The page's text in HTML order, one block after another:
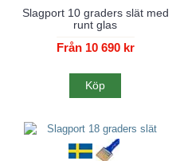
Slagport 10 graders slät med
runt glas
Från 10 690 kr
Köp